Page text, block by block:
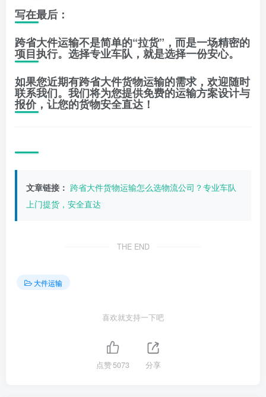
写在最后：
跨省大件运输不是简单的“拉货”，而是一场精密的
项目执行。选择专业车队，就是选择一份安心。
如果您近期有跨省大件货物运输的需求，欢迎随时
联系我们。我们将为您提供免费的运输方案设计与
报价，让您的货物安全直达！
文章链接： 跨省大件货物运输怎么选物流公司？专业车队
上门提货，安全直达
THE END
大件运输
喜欢就支持一下吧
点赞5073 分享